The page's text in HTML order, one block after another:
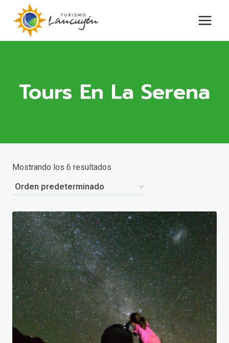
Saltar
contenido
Tours En La Serena
Mostrando los 6 resultados